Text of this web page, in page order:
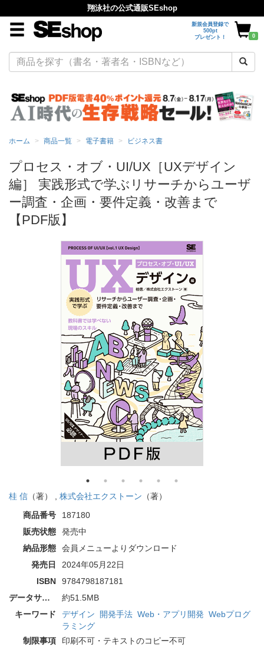
翔泳社の公式通販SEshop
新規会員登録で
500pt
プレゼント！
0
ホーム 商品一覧 電子書籍 ビジネス書
プロセス・オブ・UI/UX［UXデザイン
編］ 実践形式で学ぶリサーチからユーザ
ー調査・企画・要件定義・改善まで
【PDF版】
桂 信 （著） , 株式会社エクストーン （著）
商品番号
187180
販売状態
発売中
納品形態
会員メニューよりダウンロード
発売日
2024年05月22日
ISBN
9784798187181
データサイズ
約51.5MB
キーワード
デザイン 開発手法 Web・アプリ開発 Webプログ
ラミング
制限事項
印刷不可・テキストのコピー不可